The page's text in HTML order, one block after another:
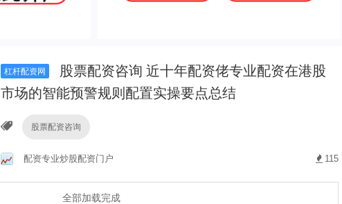
杠杆配资网
股票配资咨询 近十年配资佬专业配资在港股
市场的智能预警规则配置实操要点总结
股票配资咨询
配资专业炒股配资门户 115
全部加载完成